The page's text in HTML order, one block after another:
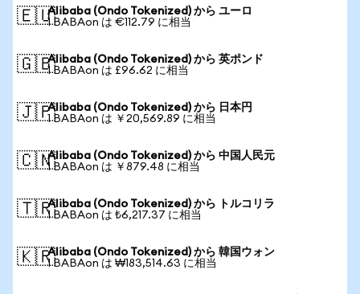
🇪🇺Alibaba (Ondo Tokenized) から ユーロ
1 BABAon は €112.79 に相当
🇬🇧Alibaba (Ondo Tokenized) から 英ポンド
1 BABAon は £96.62 に相当
🇯🇵Alibaba (Ondo Tokenized) から 日本円
1 BABAon は ￥20,569.89 に相当
🇨🇳Alibaba (Ondo Tokenized) から 中国人民元
1 BABAon は ￥879.48 に相当
🇹🇷Alibaba (Ondo Tokenized) から トルコリラ
1 BABAon は ₺6,217.37 に相当
🇰🇷Alibaba (Ondo Tokenized) から 韓国ウォン
1 BABAon は ₩183,514.63 に相当